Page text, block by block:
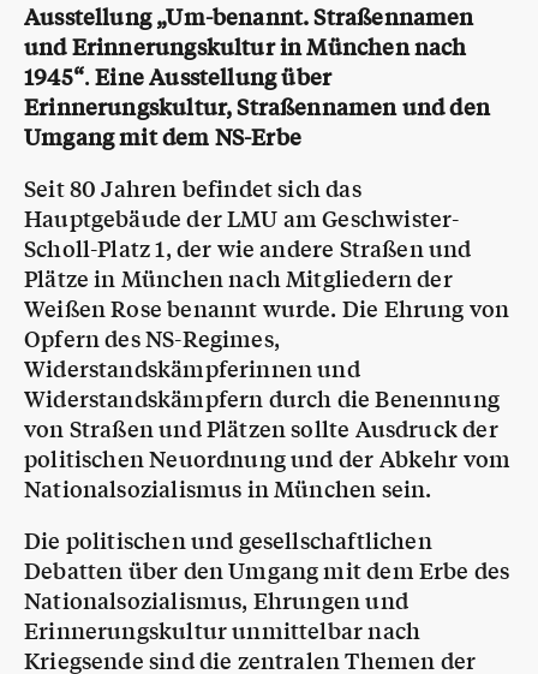
Ausstellung „Um-benannt. Straßennamen
und Erinnerungskultur in München nach
1945“.Eine Ausstellung über
Erinnerungskultur, Straßennamen und den
Umgang mit dem NS-Erbe
Seit 80 Jahren befindet sich das
Hauptgebäude der LMU am Geschwister-
Scholl-Platz 1, der wie andere Straßen und
Plätze in München nach Mitgliedern der
Weißen Rose benannt wurde. Die Ehrung von
Opfern des NS-Regimes,
Widerstandskämpferinnen und
Widerstandskämpfern durch die Benennung
von Straßen und Plätzen sollte Ausdruck der
politischen Neuordnung und der Abkehr vom
Nationalsozialismus in München sein.
Die politischen und gesellschaftlichen
Debatten über den Umgang mit dem Erbe des
Nationalsozialismus, Ehrungen und
Erinnerungskultur unmittelbar nach
Kriegsende sind die zentralen Themen der